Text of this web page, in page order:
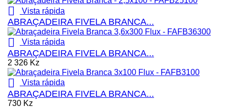
 Vista rápida
ABRAÇADEIRA FIVELA BRANCA...
 Vista rápida
ABRAÇADEIRA FIVELA BRANCA...
2 326 Kz
 Vista rápida
ABRAÇADEIRA FIVELA BRANCA...
730 Kz